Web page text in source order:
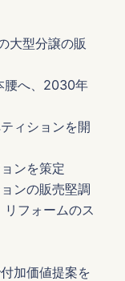
大型分譲の販
へ、2030年
ィションを開
ンを策定
ンの販売堅調
フォームのス
加価値提案を